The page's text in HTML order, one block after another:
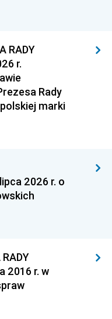
RADY
r.
Rady
marki
2026 r. o
2016 r. w